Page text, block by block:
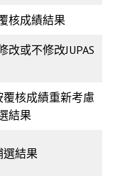
核成績結果
改或不修改JUPAS
覆核成績重新考慮
結果
選結果